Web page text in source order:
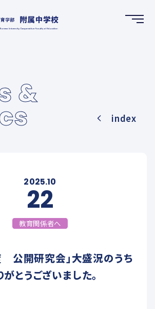
ホーム
NEWS & TOPICS
学校案内
CREATION DEPARTMENT
ADMISSIONS
&
index
2025.10
22
教育関係者へ
公開研究会」大盛況のうち
とうございました。